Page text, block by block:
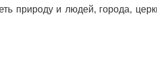
природу и людей, города,